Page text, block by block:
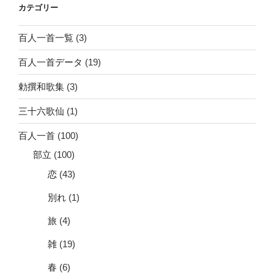
カテゴリー
百人一首一覧 (3)
百人一首データ (19)
勅撰和歌集 (3)
三十六歌仙 (1)
百人一首 (100)
部立 (100)
恋 (43)
別れ (1)
旅 (4)
雑 (19)
春 (6)